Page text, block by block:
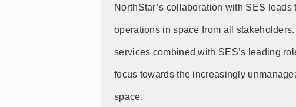
NorthStar’s collaboration with SES
operations in space from all
services combined with SES’s leading
focus towards the increasingly
space.